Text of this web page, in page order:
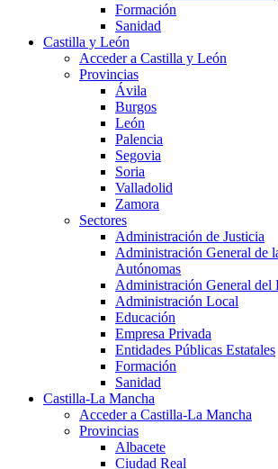
Formación
Sanidad
Castilla y León
Acceder a Castilla y León
Provincias
Ávila
Burgos
León
Palencia
Segovia
Soria
Valladolid
Zamora
Sectores
Administración de Justicia
Administración General de
Autónomas
Administración General del
Administración Local
Educación
Empresa Privada
Entidades Públicas Estatales
Formación
Sanidad
Castilla-La Mancha
Acceder a Castilla-La Mancha
Provincias
Albacete
Ciudad Real